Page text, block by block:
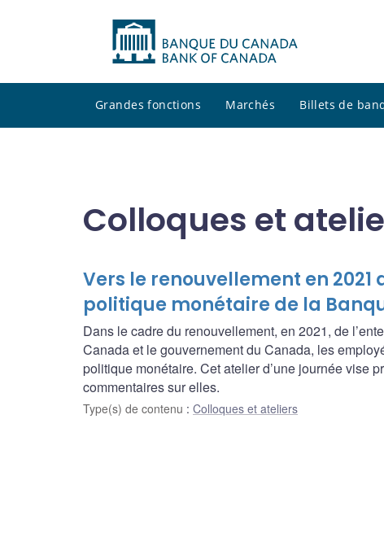
Grandes fonctions Marchés Billets de
Colloques et
Vers le renouvellement en
politique monétaire de la
Dans le cadre du renouvellement, en 2021, de
Canada et le gouvernement du Canada, les
politique monétaire. Cet atelier d’une journée vise
commentaires sur elles.
Type(s) de contenu : Colloques et ateliers